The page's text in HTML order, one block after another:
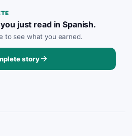
just read in Spanish.
to see what you earned.
story